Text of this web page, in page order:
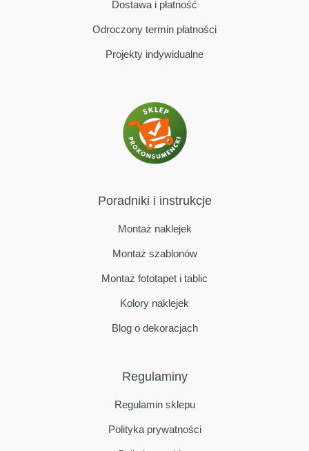
Dostawa i płatność
Odroczony termin płatności
Projekty indywidualne
Poradniki i instrukcje
Montaż naklejek
Montaż szablonów
Montaż fototapet i tablic
Kolory naklejek
Blog o dekoracjach
Regulaminy
Regulamin sklepu
Polityka prywatności